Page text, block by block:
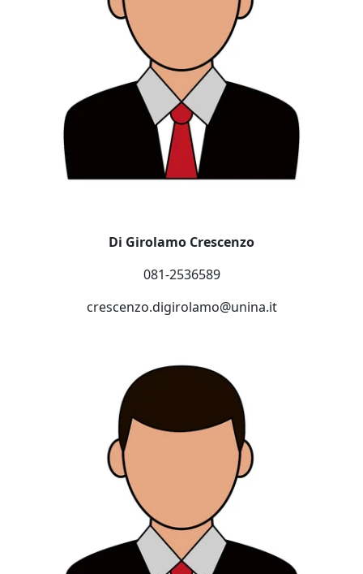
Di Girolamo Crescenzo
081-2536589
crescenzo.digirolamo@unina.it